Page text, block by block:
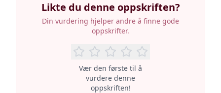
Likte du denne oppskriften?
Din vurdering hjelper andre å finne gode
oppskrifter.
Vær den første til å
vurdere denne
oppskriften!